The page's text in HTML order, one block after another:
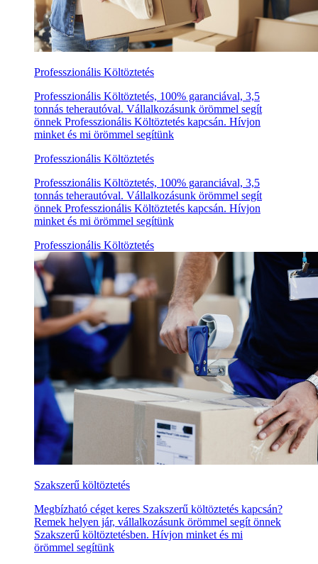
Professzionális Költöztetés
Professzionális Költöztetés, 100% garanciával, 3,5
tonnás teherautóval. Vállalkozásunk örömmel segít
önnek Professzionális Költöztetés kapcsán. Hívjon
minket és mi örömmel segítünk
Professzionális Költöztetés
Professzionális Költöztetés, 100% garanciával, 3,5
tonnás teherautóval. Vállalkozásunk örömmel segít
önnek Professzionális Költöztetés kapcsán. Hívjon
minket és mi örömmel segítünk
Professzionális Költöztetés
Szakszerű költöztetés
Megbízható céget keres Szakszerű költöztetés kapcsán?
Remek helyen jár, vállalkozásunk örömmel segít önnek
Szakszerű költöztetésben. Hívjon minket és mi
örömmel segítünk